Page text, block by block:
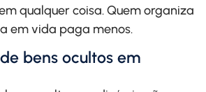
qualquer coisa. Quem organiza
em vida paga menos.
bens ocultos em